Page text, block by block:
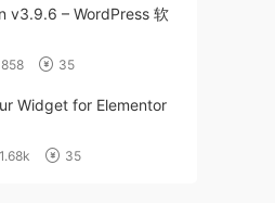
v3.9.6 – WordPress 软
858 35
Widget for Elementor
1.68k 35